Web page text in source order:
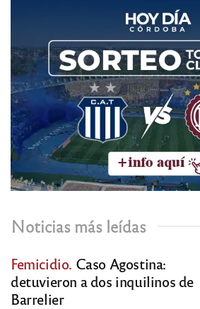
Noticias más leídas
Femicidio. Caso Agostina:
detuvieron a dos inquilinos de
Barrelier